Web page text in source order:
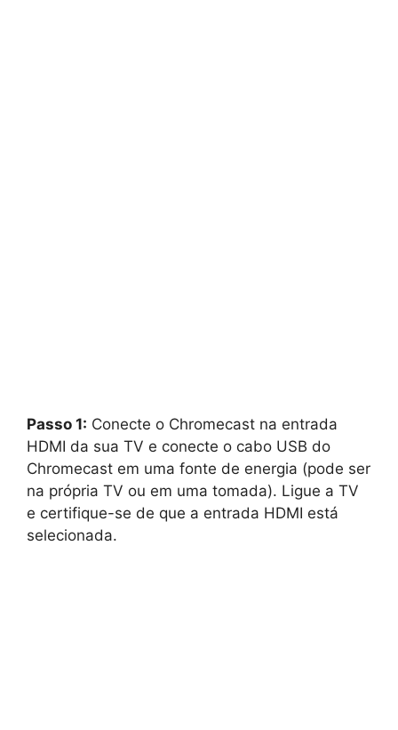
Passo 1: Conecte o Chromecast na entrada
HDMI da sua TV e conecte o cabo USB do
Chromecast em uma fonte de energia (pode ser
na própria TV ou em uma tomada). Ligue a TV
e certifique-se de que a entrada HDMI está
selecionada.